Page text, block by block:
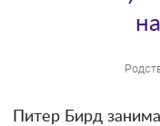
Питер Бирд